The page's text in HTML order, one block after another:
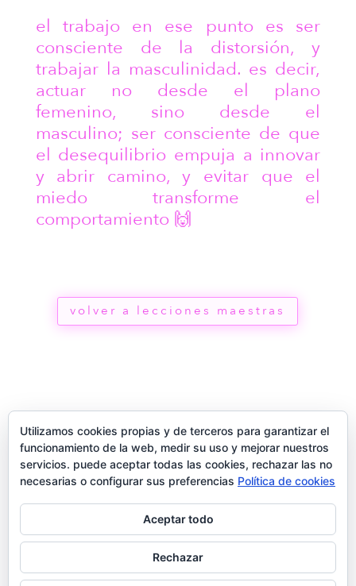
el trabajo en ese punto es ser
consciente de la distorsión, y
trabajar la masculinidad. es decir,
actuar no desde el plano
femenino, sino desde el
masculino; ser consciente de que
el desequilibrio empuja a innovar
y abrir camino, y evitar que el
miedo transforme el
comportamiento 🙌
volver a lecciones maestras
®
2026
Utilizamos cookies propias y de terceros para garantizar el
funcionamiento de la web, medir su uso y mejorar nuestros
servicios. puede aceptar todas las cookies, rechazar las no
necesarias o configurar sus preferencias Política de cookies
Aceptar todo
Rechazar